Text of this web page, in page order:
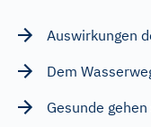
Auswirkungen
Dem
Gesunde